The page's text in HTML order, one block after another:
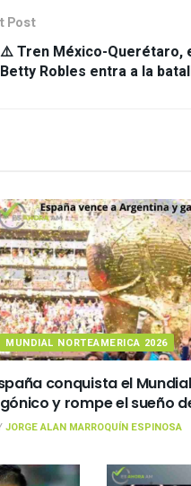
Post
⚠️ Tren México-Querétaro,
Betty Robles entra a la
MUNDIAL NORTEAMERICA 2026
conquista el
y rompe el sueño
JORGE ALAN MARROQUÍN ESPINOSA